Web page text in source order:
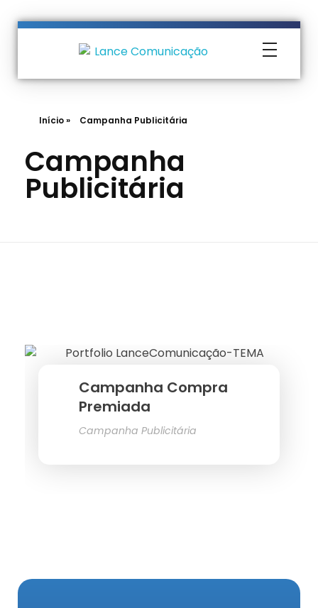
Início» Campanha Publicitária
Campanha
Publicitária
Campanha Compra
Premiada
Campanha Publicitária